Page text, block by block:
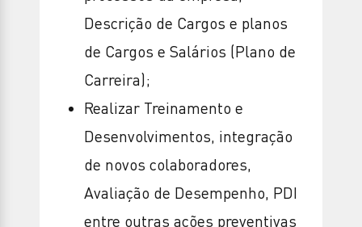
Descrição de Cargos e planos
de Cargos e Salários (Plano de
Carreira);
Realizar Treinamento e
Desenvolvimentos, integração
de novos colaboradores,
Avaliação de Desempenho, PDI
entre outras ações preventivas